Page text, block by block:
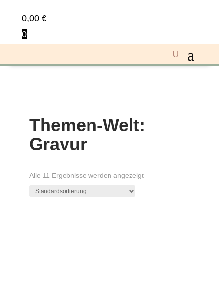
0,00 €
0
Themen-Welt:
Gravur
Alle 11 Ergebnisse werden angezeigt